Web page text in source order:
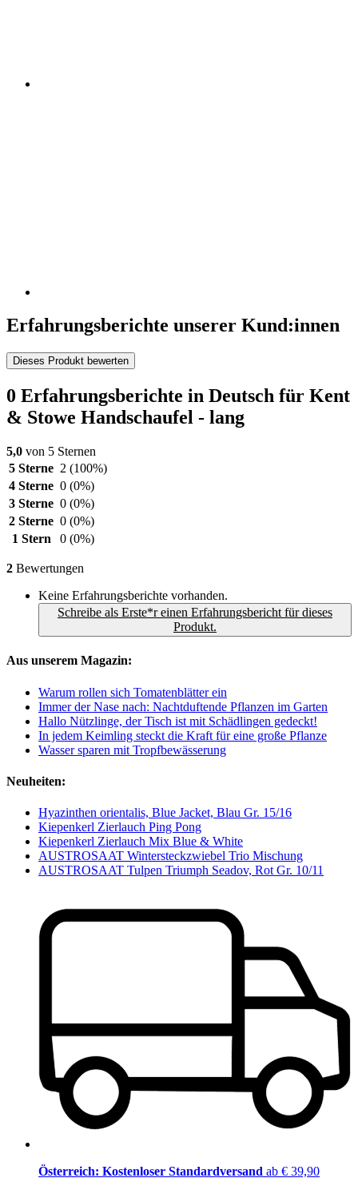
Erfahrungsberichte unserer Kund:innen
Dieses Produkt bewerten
0 Erfahrungsberichte in Deutsch für Kent
& Stowe Handschaufel - lang
5,0 von 5 Sternen
5 Sterne 2 (100%)
4 Sterne 0 (0%)
3 Sterne 0 (0%)
2 Sterne 0 (0%)
1 Stern
0 (0%)
2 Bewertungen
Keine Erfahrungsberichte vorhanden.
Schreibe als Erste*r einen Erfahrungsbericht für dieses
Produkt.
Aus unserem Magazin:
Warum rollen sich Tomatenblätter ein
Immer der Nase nach: Nachtduftende Pflanzen im Garten
Hallo Nützlinge, der Tisch ist mit Schädlingen gedeckt!
In jedem Keimling steckt die Kraft für eine große Pflanze
Wasser sparen mit Tropfbewässerung
Neuheiten:
Hyazinthen orientalis, Blue Jacket, Blau Gr. 15/16
Kiepenkerl Zierlauch Ping Pong
Kiepenkerl Zierlauch Mix Blue & White
AUSTROSAAT Wintersteckzwiebel Trio Mischung
AUSTROSAAT Tulpen Triumph Seadov, Rot Gr. 10/11
Österreich: Kostenloser Standardversand ab € 39,90